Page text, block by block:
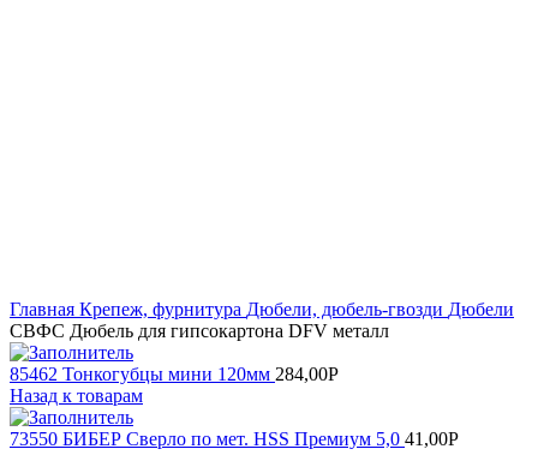
Главная Крепеж, фурнитура Дюбели, дюбель-гвозди Дюбели
СВФС Дюбель для гипсокартона DFV металл
85462 Тонкогубцы мини 120мм 284,00Р
Назад к товарам
73550 БИБЕР Сверло по мет. HSS Премиум 5,0 41,00Р